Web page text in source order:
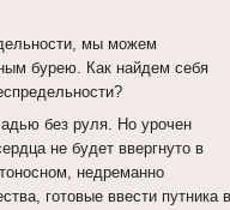
мы можем
бурею. Как найдем себя
без руля. Но урочен
не будет ввергнуто в
недреманно
готовые ввести путника в